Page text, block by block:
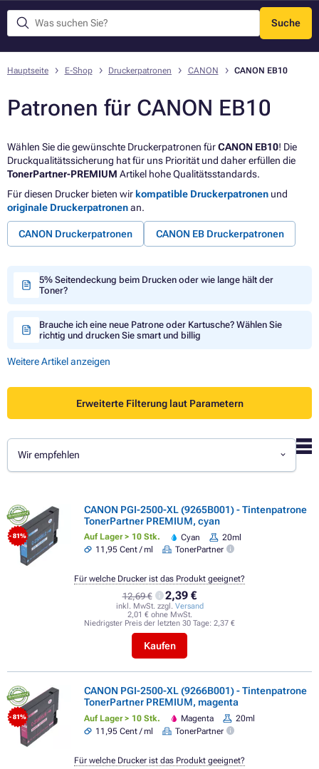
Suche
Menü
Hauptseite E-Shop Druckerpatronen CANON CANON EB10
Patronen für CANON EB10
Wählen Sie die gewünschte Druckerpatronen fürCANON EB10! Die
Druckqualitätssicherung hat für uns Priorität und daher erfüllen die
TonerPartner-PREMIUM Artikel hohe Qualitätsstandards.
Für diesen Drucker bieten wir kompatible Druckerpatronen und
originale Druckerpatronenan.
CANON Druckerpatronen CANON EB Druckerpatronen
5% Seitendeckung beim Drucken oder wie lange hält der
Toner?
Brauche ich eine neue Patrone oder Kartusche? Wählen Sie
richtig und drucken Sie smart und billig
Weitere Artikel anzeigen
Erweiterte Filterung laut Parametern
Wir empfehlen
- 81%
CANON PGI-2500-XL (9265B001) - Tintenpatrone
TonerPartner PREMIUM, cyan
Auf Lager > 10 Stk. Cyan
20ml
11,95 Cent / ml
TonerPartner
12,69 € 2,39 €
inkl. MwSt. zzgl. Versand
2,01 € ohne MwSt.
Niedrigster Preis der letzten 30 Tage: 2,37 €
Kaufen
Für welche Drucker ist das Produkt geeignet?
- 81%
CANON PGI-2500-XL (9266B001) - Tintenpatrone
TonerPartner PREMIUM, magenta
Auf Lager > 10 Stk. Magenta
20ml
11,95 Cent / ml
TonerPartner
Für welche Drucker ist das Produkt geeignet?